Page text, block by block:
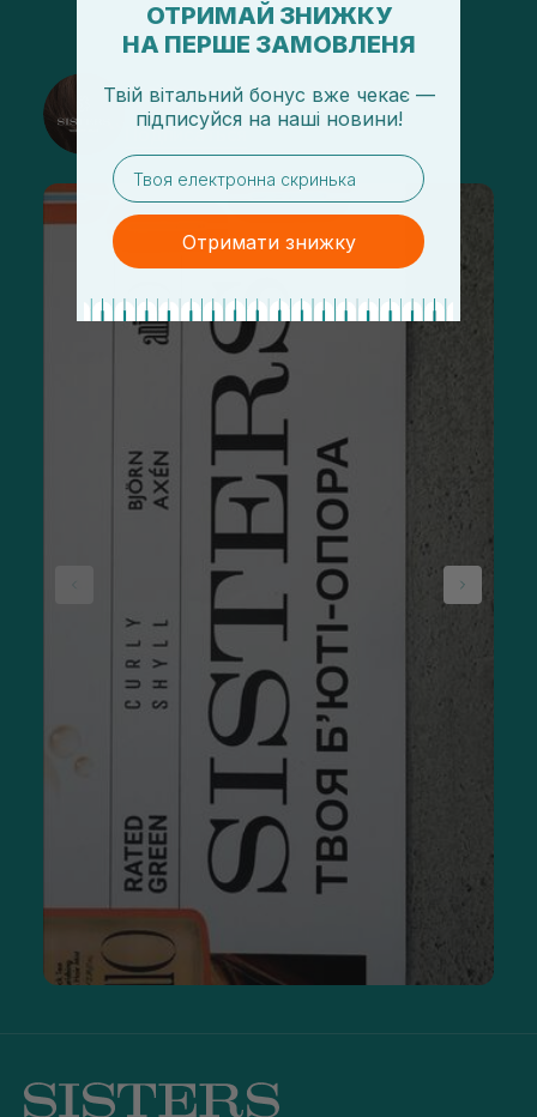
@sisters_stelmakh в Instagram
Подписаться
ОТРИМАЙ ЗНИЖКУ
НА ПЕРШЕ ЗАМОВЛЕНЯ
Твій вітальний бонус вже чекає —
підписуйся на наші новини!
email
Отримати знижку